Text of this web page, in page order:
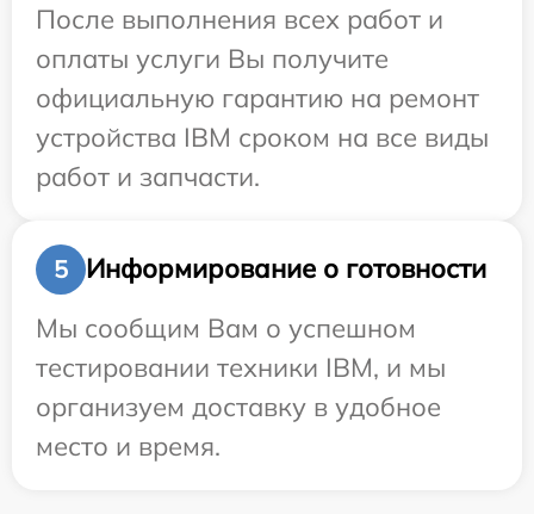
После выполнения всех работ и
оплаты услуги Вы получите
официальную гарантию на ремонт
устройства IBM сроком на все виды
работ и запчасти.
5
Информирование о готовности
Мы сообщим Вам о успешном
тестировании техники IBM, и мы
организуем доставку в удобное
место и время.